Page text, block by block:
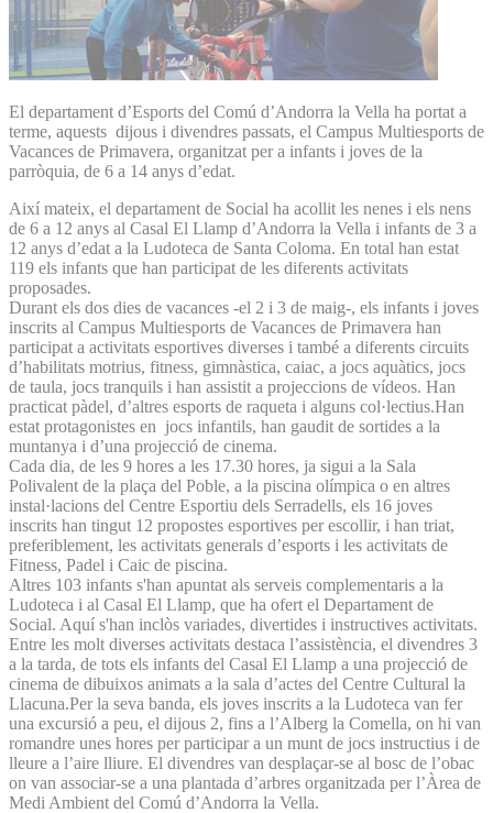
El departament d’Esports del Comú d’Andorra la Vella ha portat a
terme, aquests dijous i divendres passats, el Campus Multiesports de
Vacances de Primavera, organitzat per a infants i joves de la
parròquia, de 6 a 14 anys d’edat.
Així mateix, el departament de Social ha acollit les nenes i els nens
de 6 a 12 anys al Casal El Llamp d’Andorra la Vella i infants de 3 a
12 anys d’edat a la Ludoteca de Santa Coloma. En total han estat
119 els infants que han participat de les diferents activitats
proposades.
Durant els dos dies de vacances -el 2 i 3 de maig-, els infants i joves
inscrits al Campus Multiesports de Vacances de Primavera han
participat a activitats esportives diverses i també a diferents circuits
d’habilitats motrius, fitness, gimnàstica, caiac, a jocs aquàtics, jocs
de taula, jocs tranquils i han assistit a projeccions de vídeos. Han
practicat pàdel, d’altres esports de raqueta i alguns col·lectius.Han
estat protagonistes en jocs infantils, han gaudit de sortides a la
muntanya i d’una projecció de cinema.
Cada dia, de les 9 hores a les 17.30 hores, ja sigui a la Sala
Polivalent de la plaça del Poble, a la piscina olímpica o en altres
instal·lacions del Centre Esportiu dels Serradells, els 16 joves
inscrits han tingut 12 propostes esportives per escollir, i han triat,
preferiblement, les activitats generals d’esports i les activitats de
Fitness, Padel i Caic de piscina.
Altres 103 infants s'han apuntat als serveis complementaris a la
Ludoteca i al Casal El Llamp, que ha ofert el Departament de
Social. Aquí s'han inclòs variades, divertides i instructives activitats.
Entre les molt diverses activitats destaca l’assistència, el divendres 3
a la tarda, de tots els infants del Casal El Llamp a una projecció de
cinema de dibuixos animats a la sala d’actes del Centre Cultural la
Llacuna.Per la seva banda, els joves inscrits a la Ludoteca van fer
una excursió a peu, el dijous 2, fins a l’Alberg la Comella, on hi van
romandre unes hores per participar a un munt de jocs instructius i de
lleure a l’aire lliure. El divendres van desplaçar-se al bosc de l’obac
on van associar-se a una plantada d’arbres organitzada per l’Àrea de
Medi Ambient del Comú d’Andorra la Vella.